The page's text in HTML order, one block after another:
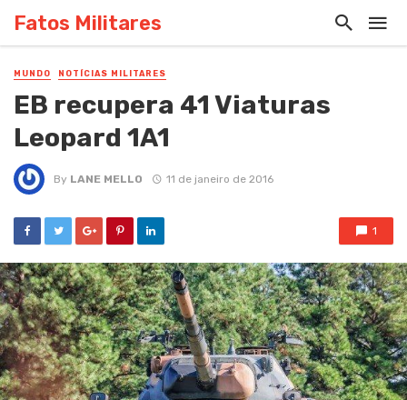
Fatos Militares
MUNDO NOTÍCIAS MILITARES
EB recupera 41 Viaturas
Leopard 1A1
By LANE MELLO 11 de janeiro de 2016
1